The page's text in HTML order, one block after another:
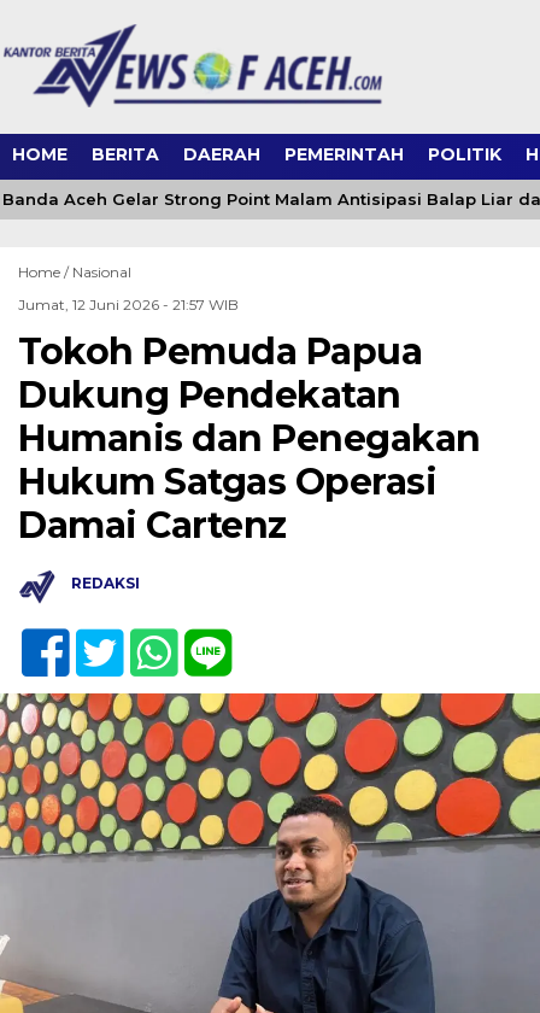
HOME BERITA DAERAH PEMERINTAH POLITIK
Aceh Gelar Strong Point Malam Antisipasi Balap Liar
Home / Nasional
Jumat, 12 Juni 2026 - 21:57 WIB
Tokoh Pemuda Papua
Dukung Pendekatan
Humanis dan Penegakan
Hukum Satgas Operasi
Damai Cartenz
REDAKSI